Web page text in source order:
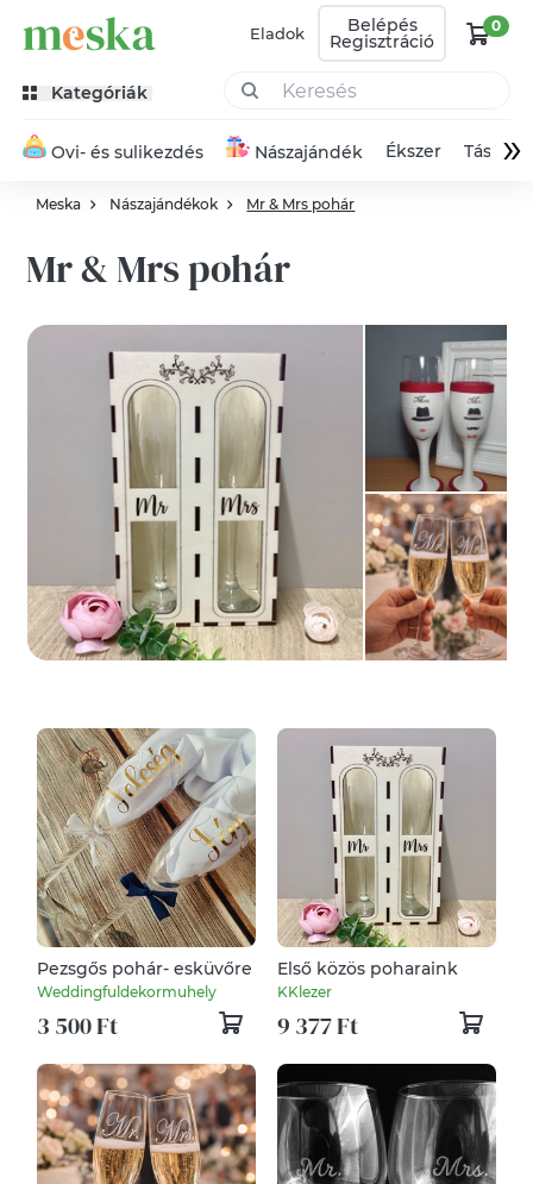
Eladok Belépés
Regisztráció
0
Kategóriák
Ovi- és sulikezdés Nászajándék Ékszer Táska»
Meska Nászajándékok Mr & Mrs pohár
Mr & Mrs pohár
Pezsgős pohár- esküvőre
Weddingfuldekormuhely
3 500 Ft
Első közös poharaink
KKlezer
9 377 Ft